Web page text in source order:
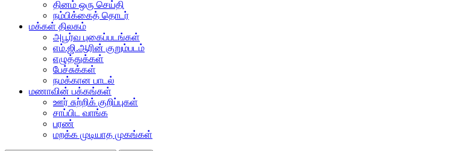
தினம் ஒரு செய்தி
நம்பிக்கைத் தொடர்
மக்கள் திலகம்
அபூர்வ புகைப்படங்கள்
எம்.ஜி.ஆரின் குறும்படம்
எழுத்துக்கள்
பேச்சுக்கள்
நமக்கான பாடல்
மணாவின் பக்கங்கள்
ஊர் சுற்றிக் குறிப்புகள்
சாப்பிட வாங்க
பரண்
மறக்க முடியாத முகங்கள்